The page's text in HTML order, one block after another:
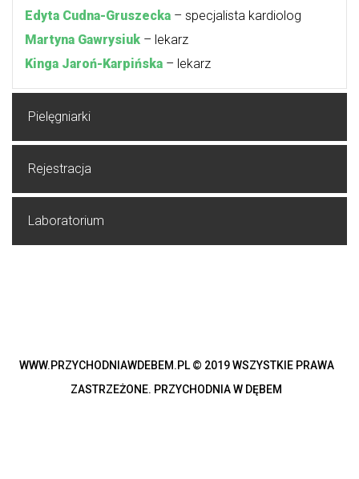
Edyta Cudna-Gruszecka – specjalista kardiolog
Martyna Gawrysiuk – lekarz
Kinga Jaroń-Karpińska – lekarz
Pielęgniarki
Rejestracja
Laboratorium
WWW.PRZYCHODNIAWDEBEM.PL © 2019 WSZYSTKIE PRAWA
ZASTRZEŻONE. PRZYCHODNIA W DĘBEM